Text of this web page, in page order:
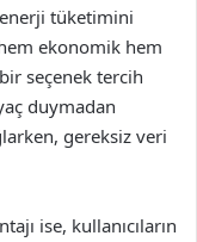
enerji tüketimini
ekonomik hem
seçenek tercih
duymadan
gereksiz veri
ise, kullanıcıların